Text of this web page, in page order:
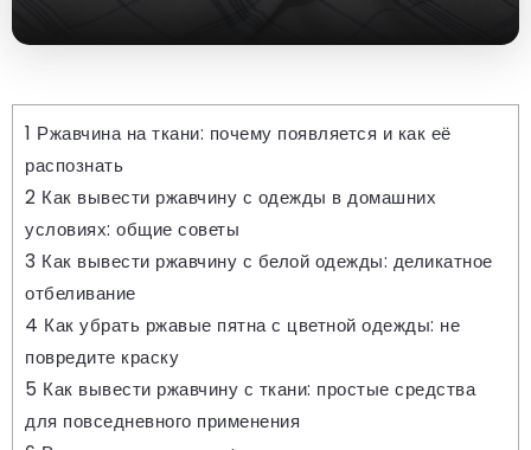
1 Ржавчина на ткани: почему появляется и как её
распознать
2 Как вывести ржавчину с одежды в домашних
условиях: общие советы
3 Как вывести ржавчину с белой одежды: деликатное
отбеливание
4 Как убрать ржавые пятна с цветной одежды: не
повредите краску
5 Как вывести ржавчину с ткани: простые средства
для повседневного применения